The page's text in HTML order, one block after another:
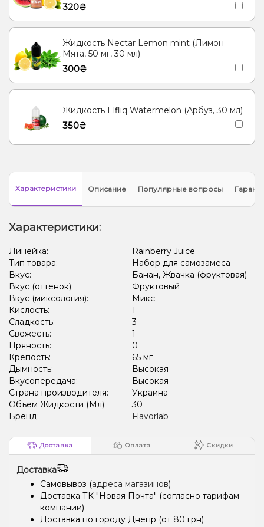
320₴
Жидкость Nectar Lemon mint (Лимон
Мята, 50 мг, 30 мл)
300₴
Жидкость Elfliq Watermelon (Арбуз, 30 мл)
350₴
Характеристики Описание Популярные вопросы
Характеристики:
Линейка:
Rainberry Juice
Тип товара:
Набор для самозамеса
Вкус:
Банан, Жвачка (фруктовая)
Вкус (оттенок):
Фруктовый
Вкус (миксология):
Микс
Кислость:
1
Сладкость:
3
Свежесть:
1
Пряность:
0
Крепость:
65 мг
Дымность:
Высокая
Вкусопередача:
Высокая
Страна производителя:
Украина
Объем Жидкости (Мл):
30
Бренд:
Flavorlab
Доставка Оплата Скидки
Доставка
Самовывоз (адреса магазинов)
Доставка ТК "Новая Почта" (согласно тарифам
компании)
Доставка по городу Днепр (от 80 грн)